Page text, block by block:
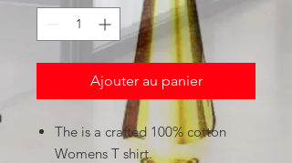
Ajouter au panier
The is a crafted 100% cotton
Womens T shirt.